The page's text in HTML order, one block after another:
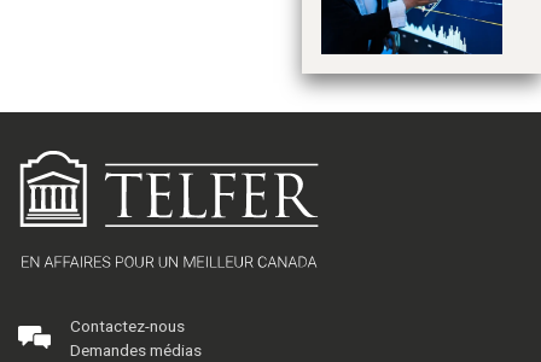
Contactez-nous
Demandes médias